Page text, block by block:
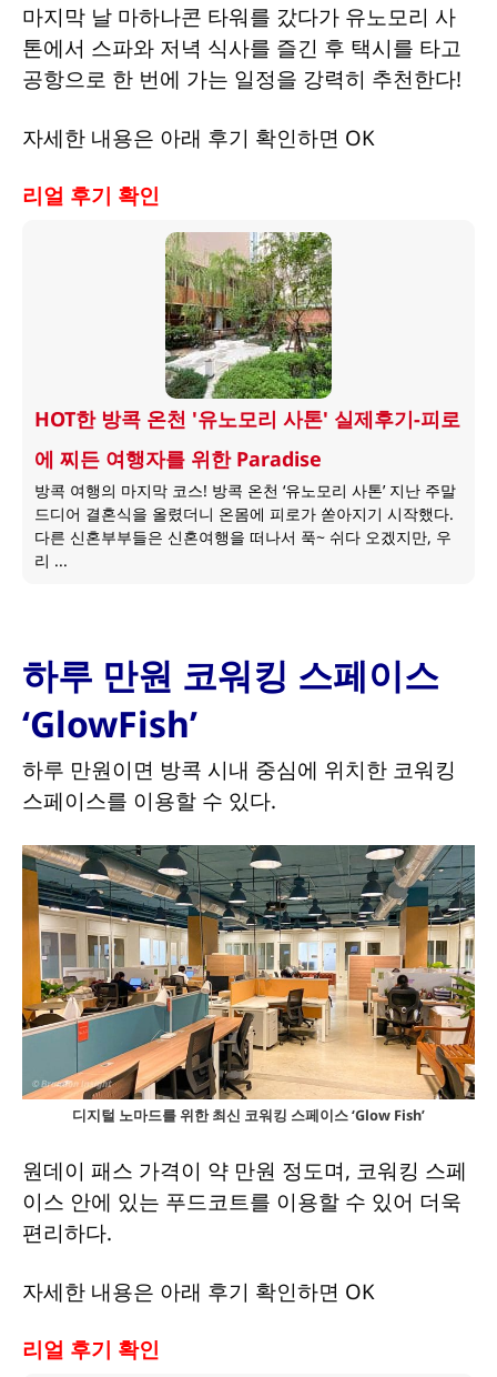
마지막 날 마하나콘 타워를 갔다가 유노모리 사
톤에서 스파와 저녁 식사를 즐긴 후 택시를 타고
공항으로 한 번에 가는 일정을 강력히 추천한다!
자세한 내용은 아래 후기 확인하면 OK
리얼 후기 확인
HOT한 방콕 온천 '유노모리 사톤' 실제후기-피로
에 찌든 여행자를 위한 Paradise
방콕 여행의 마지막 코스! 방콕 온천 ‘유노모리 사톤’ 지난 주말
드디어 결혼식을 올렸더니 온몸에 피로가 쏟아지기 시작했다.
다른 신혼부부들은 신혼여행을 떠나서 푹~ 쉬다 오겠지만, 우
리 ...
하루 만원 코워킹 스페이스
‘GlowFish’
하루 만원이면 방콕 시내 중심에 위치한 코워킹
스페이스를 이용할 수 있다.
디지털 노마드를 위한 최신 코워킹 스페이스 ‘Glow Fish’
원데이 패스 가격이 약 만원 정도며, 코워킹 스페
이스 안에 있는 푸드코트를 이용할 수 있어 더욱
편리하다.
자세한 내용은 아래 후기 확인하면 OK
리얼 후기 확인